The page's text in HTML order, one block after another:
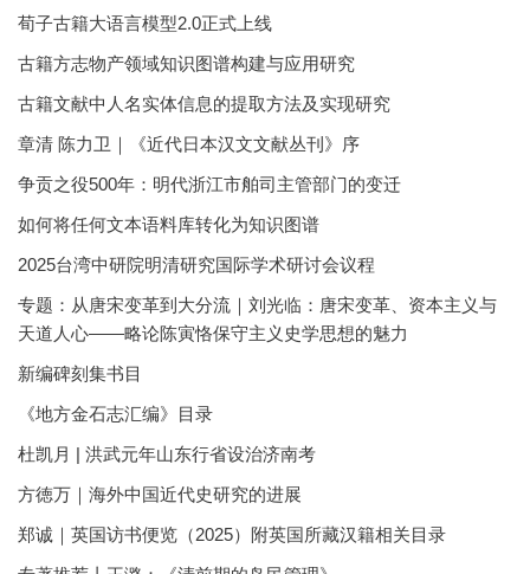
荀子古籍大语言模型2.0正式上线
古籍方志物产领域知识图谱构建与应用研究
古籍文献中人名实体信息的提取方法及实现研究
章清 陈力卫｜《近代日本汉文文献丛刊》序
争贡之役500年：明代浙江市舶司主管部门的变迁
如何将任何文本语料库转化为知识图谱
2025台湾中研院明清研究国际学术研讨会议程
专题：从唐宋变革到大分流｜刘光临：唐宋变革、资本主义与
天道人心——略论陈寅恪保守主义史学思想的魅力
新编碑刻集书目
《地方金石志汇编》目录
杜凯月 | 洪武元年山东行省设治济南考
方徳万｜海外中国近代史研究的进展
郑诚｜英国访书便览（2025）附英国所藏汉籍相关目录